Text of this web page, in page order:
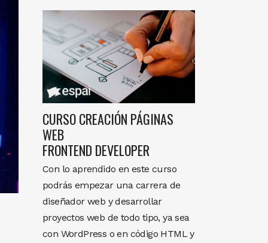
CURSO CREACIÓN PÁGINAS
WEB
FRONTEND DEVELOPER
Con lo aprendido en este curso
podrás empezar una carrera de
diseñador web y desarrollar
proyectos web de todo tipo, ya sea
con WordPress o en código HTML y